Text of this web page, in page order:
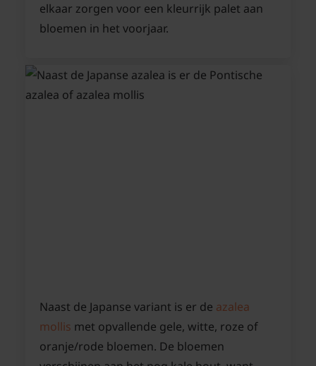
elkaar zorgen voor een kleurrijk palet aan
bloemen in het voorjaar.
Naast de Japanse variant is er de azalea
mollis met opvallende gele, witte, roze of
oranje/rode bloemen. De bloemen